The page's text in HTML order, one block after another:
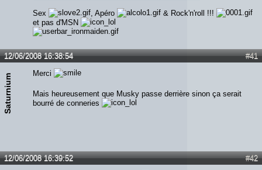
Sex , Apéro
& Rock'n'roll !!!
et pas d'MSN
#41
12/06/2008 16:38:54
Saturnium Merci
Mais heureusement que Musky passe derrière sinon ça serait
bourré de conneries
#42
12/06/2008 16:39:52